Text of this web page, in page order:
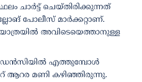
ചാർട്ട് ചെയ്തിരിക്കുന്നത്
പോലീസ് മാർക്കറ്റാണ്.
അവിടെയെത്താനുള്ള
എത്തുമ്പോൾ
ആറര മണി കഴിഞ്ഞിരുന്നു.